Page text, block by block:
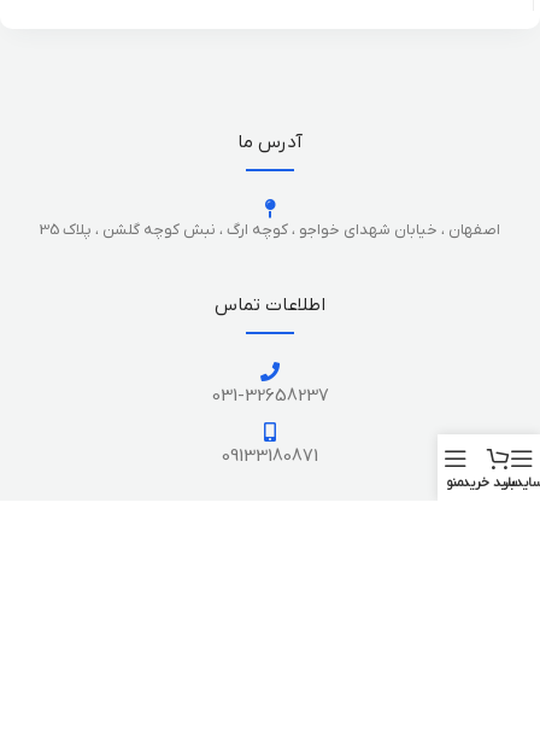
آدرس ما
اصفهان ، خیابان شهدای خواجو ، کوچه ارگ ، نبش کوچه گلشن ، پلاک 35
اطلاعات تماس
031-32658237
09133180871
سبد خریدمنو